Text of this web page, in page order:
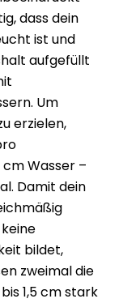
dass dein
ist und
aufgefüllt
Um
erzielen,
Wasser –
Damit dein
bildet,
zweimal die
1,5 cm stark